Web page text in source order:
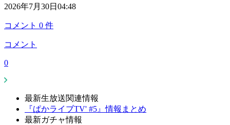
2026年7月30日04:48
コメント 0 件
コメント
0
最新生放送関連情報
『ぱかライブTV' #5』情報まとめ
最新ガチャ情報